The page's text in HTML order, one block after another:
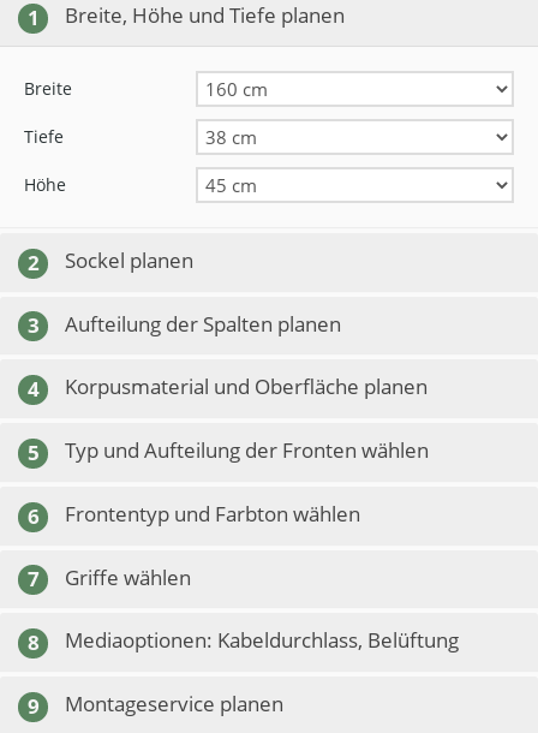
1 Breite, Höhe und Tiefe planen
Breite
Tiefe
Höhe
2 Sockel planen
3 Aufteilung der Spalten planen
4 Korpusmaterial und Oberfläche planen
5 Typ und Aufteilung der Fronten wählen
6 Frontentyp und Farbton wählen
7 Griffe wählen
8 Mediaoptionen: Kabeldurchlass, Belüftung
9 Montageservice planen